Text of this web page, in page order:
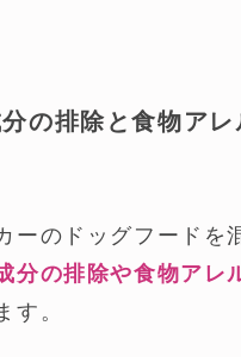
の排除と食物ア
ーのドッグフードを
分の排除や食物アレ
す。